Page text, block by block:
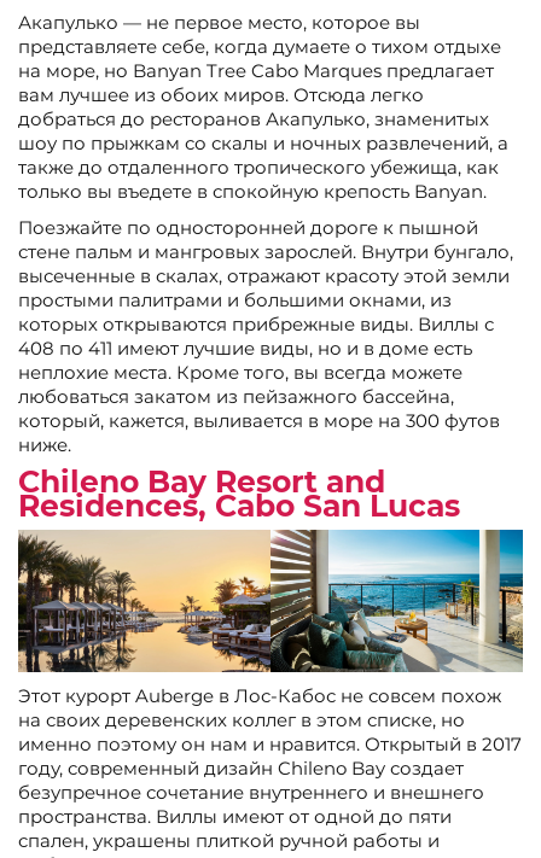
Акапулько — не первое место, которое вы
представляете себе, когда думаете о тихом отдыхе
на море, но Banyan Tree Cabo Marques предлагает
вам лучшее из обоих миров. Отсюда легко
добраться до ресторанов Акапулько, знаменитых
шоу по прыжкам со скалы и ночных развлечений, а
также до отдаленного тропического убежища, как
только вы въедете в спокойную крепость Banyan.
Поезжайте по односторонней дороге к пышной
стене пальм и мангровых зарослей. Внутри бунгало,
высеченные в скалах, отражают красоту этой земли
простыми палитрами и большими окнами, из
которых открываются прибрежные виды. Виллы с
408 по 411 имеют лучшие виды, но и в доме есть
неплохие места. Кроме того, вы всегда можете
любоваться закатом из пейзажного бассейна,
который, кажется, выливается в море на 300 футов
ниже.
Chileno Bay Resort and
Residences, Cabo San Lucas
Этот курорт Auberge в Лос-Кабос не совсем похож
на своих деревенских коллег в этом списке, но
именно поэтому он нам и нравится. Открытый в 2017
году, современный дизайн Chileno Bay создает
безупречное сочетание внутреннего и внешнего
пространства. Виллы имеют от одной до пяти
спален, украшены плиткой ручной работы и